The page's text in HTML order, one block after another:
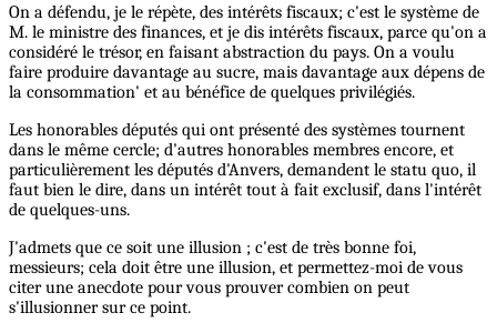
On a défendu, je le répète, des intérêts fiscaux; c'est le système de
M. le ministre des finances, et je dis intérêts fiscaux, parce qu'on a
considéré le trésor, en faisant abstraction du pays. On a voulu
faire produire davantage au sucre, mais davantage aux dépens de
la consommation' et au bénéfice de quelques privilégiés.
Les honorables députés qui ont présenté des systèmes tournent
dans le même cercle; d'autres honorables membres encore, et
particulièrement les députés d'Anvers, demandent le statu quo, il
faut bien le dire, dans un intérêt tout à fait exclusif, dans l'intérêt
de quelques-uns.
J'admets que ce soit une illusion ; c'est de très bonne foi,
messieurs; cela doit être une illusion, et permettez-moi de vous
citer une anecdote pour vous prouver combien on peut
s'illusionner sur ce point.